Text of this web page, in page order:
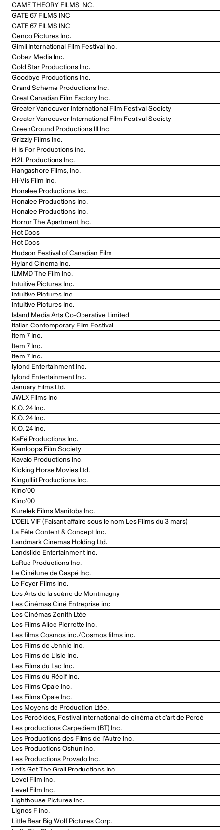
GAME THEORY FILMS INC.
GATE 67 FILMS INC
GATE 67 FILMS INC
Genco Pictures Inc.
Gimli International Film Festival Inc.
Gobez Media Inc.
Gold Star Productions Inc.
Goodbye Productions Inc.
Grand Scheme Productions Inc.
Great Canadian Film Factory Inc.
Greater Vancouver International Film Festival Society
Greater Vancouver International Film Festival Society
GreenGround Productions III Inc.
Grizzly Films Inc.
H Is For Productions Inc.
H2L Productions Inc.
Hangashore Films, Inc.
Hi-Vis Film Inc.
Honalee Productions Inc.
Honalee Productions Inc.
Honalee Productions Inc.
Horror The Apartment Inc.
Hot Docs
Hot Docs
Hudson Festival of Canadian Film
Hyland Cinema Inc.
ILMMD The Film Inc.
Intuitive Pictures Inc.
Intuitive Pictures Inc.
Intuitive Pictures Inc.
Island Media Arts Co-Operative Limited
Italian Contemporary Film Festival
Item 7 Inc.
Item 7 Inc.
Item 7 Inc.
Iylond Entertainment Inc.
Iylond Entertainment Inc.
January Films Ltd.
JWLX Films Inc
K.O. 24 Inc.
K.O. 24 Inc.
K.O. 24 Inc.
KaFé Productions Inc.
Kamloops Film Society
Kavalo Productions Inc.
Kicking Horse Movies Ltd.
Kingulliit Productions Inc.
Kino’00
Kino’00
Kurelek Films Manitoba Inc.
L’OEIL VIF (Faisant affaire sous le nom Les Films du 3 mars)
La Fête Content & Concept Inc.
Landmark Cinemas Holding Ltd.
Landslide Entertainment Inc.
LaRue Productions Inc.
Le Cinélune de Gaspé Inc.
Le Foyer Films inc.
Les Arts de la scène de Montmagny
Les Cinémas Ciné Entreprise inc
Les Cinémas Zenith Ltée
Les Films Alice Pierrette Inc.
Les films Cosmos inc./Cosmos films inc.
Les Films de Jennie Inc.
Les Films de L’Isle Inc.
Les Films du Lac Inc.
Les Films du Récif Inc.
Les Films Opale Inc.
Les Films Opale Inc.
Les Moyens de Production Ltée.
Les Percéides, Festival international de cinéma et d’art de Percé
Les productions Carpediem (BT) Inc.
Les Productions des Films de l’Autre Inc.
Les Productions Oshun inc.
Les Productions Provado Inc.
Let’s Get The Grail Productions Inc.
Level Film Inc.
Level Film Inc.
Lighthouse Pictures Inc.
Lignes F inc.
Little Bear Big Wolf Pictures Corp.